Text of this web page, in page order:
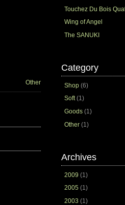
Other
Touchez Du Bois
Wing of Angel
The SANUKI
Category
Shop (6)
Soft(1)
Goods (1)
Other (1)
Archives
2009 (1)
2005 (1)
2003 (1)